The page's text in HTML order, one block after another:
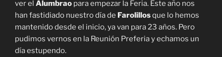
ver el Alumbrao para empezar la Feria. Este año nos
han fastidiado nuestro día de Farolillosque lo hemos
mantenido desde el inicio, ya van para 23 años. Pero
pudimos vernos en la Reunión Preferia y echamos un
día estupendo.